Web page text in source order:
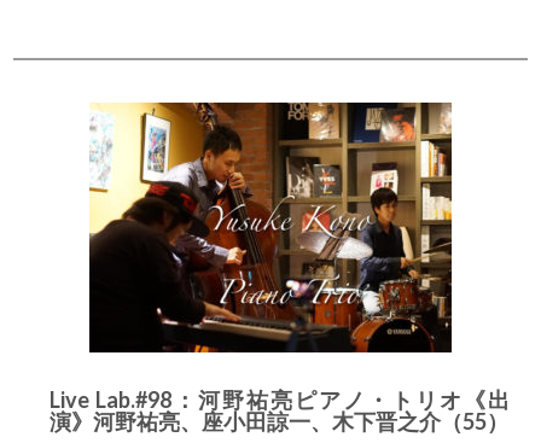
Live Lab.#98：河野祐亮ピアノ・トリオ《出
演》河野祐亮、座小田諒一、木下晋之介（55）